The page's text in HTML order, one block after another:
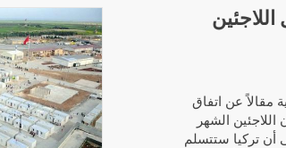
مقالاً عن اتفاق
اللاجئين الشهر
أن تركيا ستتسلم